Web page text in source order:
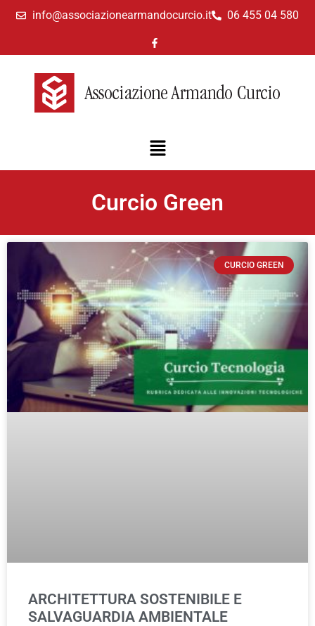
info@associazionearmandocurcio.it 06 455 04 580
Curcio Green
CURCIO GREEN
ARCHITETTURA SOSTENIBILE E
SALVAGUARDIA AMBIENTALE